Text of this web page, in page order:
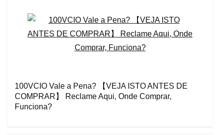
100VCIO Vale a Pena? 【VEJA ISTO ANTES DE
COMPRAR】 Reclame Aqui, Onde Comprar,
Funciona?